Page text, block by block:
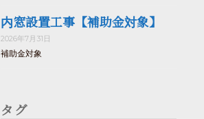
内窓設置工事【補助金対象】
2026年7月31日
補助金対象
タグ